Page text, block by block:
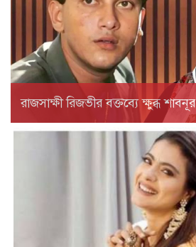
রাজসাক্ষী রিজভীর বক্তব্যে ক্ষুব্ধ শাবনূর